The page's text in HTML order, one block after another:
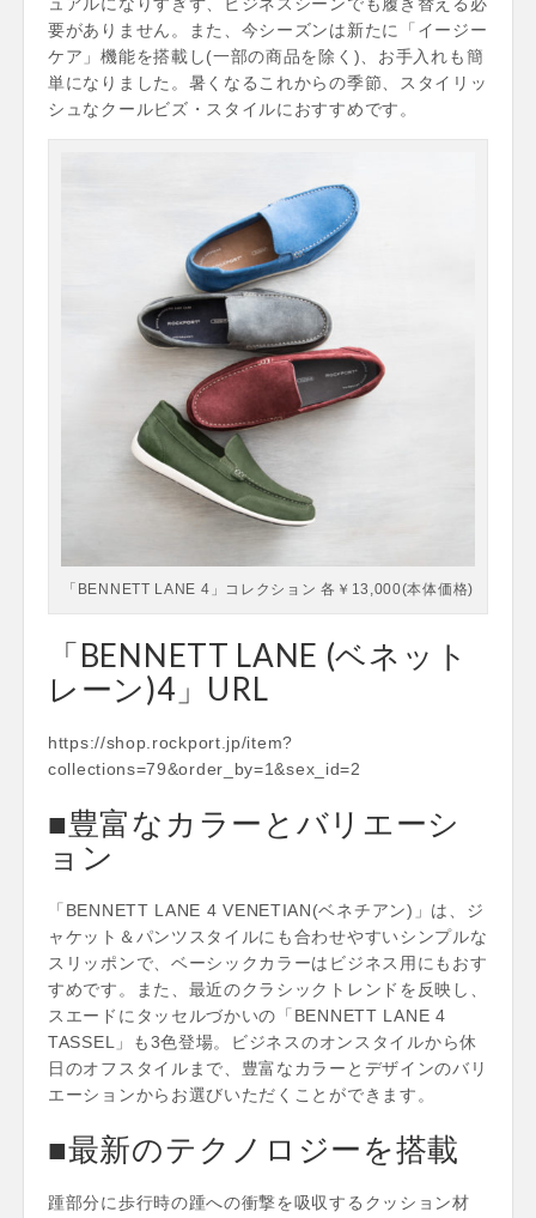
要がありません。また、今シーズンは新たに「イージー
ケア」機能を搭載し(一部の商品を除く)、お手入れも簡
単になりました。暑くなるこれからの季節、スタイリッ
シュなクールビズ・スタイルにおすすめです。
「BENNETT LANE 4」コレクション 各￥13,000(本体価格)
「BENNETT LANE (ベネット
レーン)4」URL
https://shop.rockport.jp/item?
collections=79&order_by=1&sex_id=2
■豊富なカラーとバリエーシ
ョン
「BENNETT LANE 4 VENETIAN(ベネチアン)」は、ジ
ャケット＆パンツスタイルにも合わせやすいシンプルな
スリッポンで、ベーシックカラーはビジネス用にもおす
すめです。また、最近のクラシックトレンドを反映し、
スエードにタッセルづかいの「BENNETT LANE 4
TASSEL」も3色登場。ビジネスのオンスタイルから休
日のオフスタイルまで、豊富なカラーとデザインのバリ
エーションからお選びいただくことができます。
■最新のテクノロジーを搭載
踵部分に歩行時の踵への衝撃を吸収するクッション材